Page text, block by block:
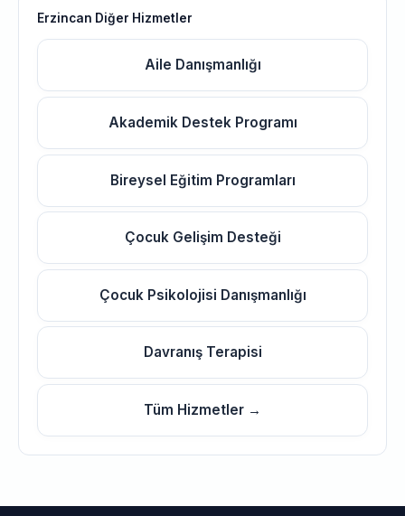
Erzincan Diğer Hizmetler
Aile Danışmanlığı
Akademik Destek Programı
Bireysel Eğitim Programları
Çocuk Gelişim Desteği
Çocuk Psikolojisi Danışmanlığı
Davranış Terapisi
Tüm Hizmetler →